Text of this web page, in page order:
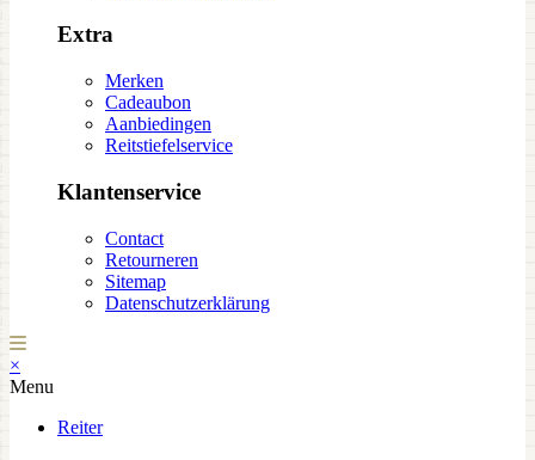
Extra
Merken
Cadeaubon
Aanbiedingen
Reitstiefelservice
Klantenservice
Contact
Retourneren
Sitemap
Datenschutzerklärung
×
Menu
Reiter